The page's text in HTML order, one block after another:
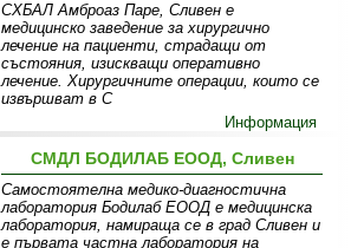
СХБАЛ Амброаз Паре, Сливен е
медицинско заведение за хирургично
лечение на пациенти, страдащи от
състояния, изискващи оперативно
лечение. Хирургичните операции, които се
извършват в С
Информация
СМДЛ БОДИЛАБ ЕООД, Сливен
Самостоятелна медико-диагностична
лаборатория Бодилаб ЕООД е медицинска
лаборатория, намираща се в град Сливен и
е първата частна лаборатория на